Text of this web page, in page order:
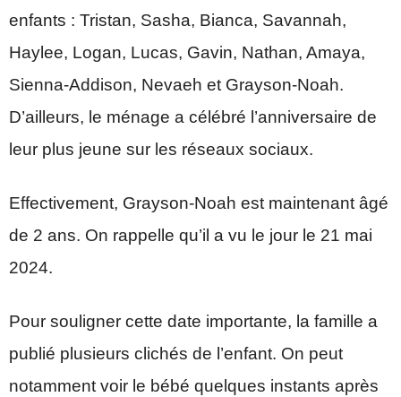
enfants : Tristan, Sasha, Bianca, Savannah,
Haylee, Logan, Lucas, Gavin, Nathan, Amaya,
Sienna-Addison, Nevaeh et Grayson-Noah.
D’ailleurs, le ménage a célébré l’anniversaire de
leur plus jeune sur les réseaux sociaux.
Effectivement, Grayson-Noah est maintenant âgé
de 2 ans. On rappelle qu’il a vu le jour le 21 mai
2024.
Pour souligner cette date importante, la famille a
publié plusieurs clichés de l’enfant. On peut
notamment voir le bébé quelques instants après